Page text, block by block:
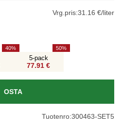
Vrg.pris:31.16 €/liter
40
5-pack
77.91 €
50
OSTA
Tuotenro:300463-SET5